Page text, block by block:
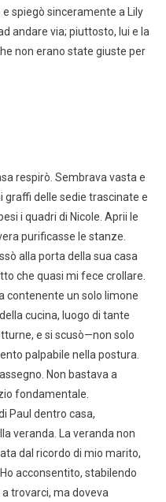
spiegò sinceramente a Lily
andare via; piuttosto, lui e la
non erano state giuste per
respirò. Sembrava vasta e
delle sedie trascinate e
i quadri di Nicole. Aprii le
purificasse le stanze.
alla porta della sua casa
che quasi mi fece crollare.
contenente un solo limone
cucina, luogo di tante
e si scusò—non solo
palpabile nella postura.
Non bastava a
fondamentale.
Paul dentro casa,
veranda. La veranda non
dal ricordo di mio marito,
acconsentito, stabilendo
trovarci, ma doveva